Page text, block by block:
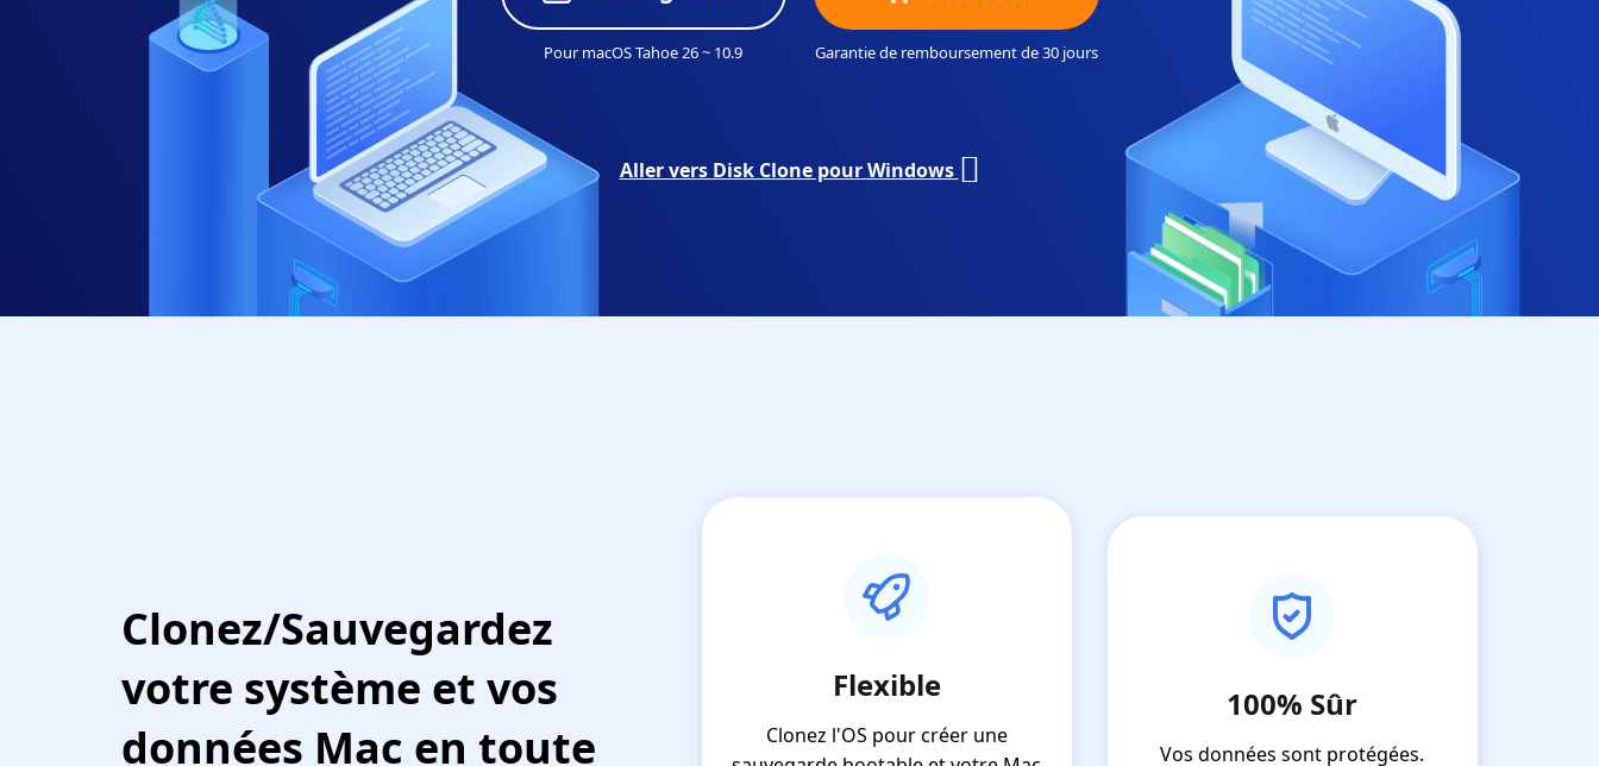
Pour macOS Tahoe 26 ~ 10.9 Garantie de remboursement de 30 jours
Aller vers Disk Clone pour Windows
Clonez/Sauvegardez
votre système et vos
données Mac en toute
Flexible
Clonez l'OS pour créer une
100% Sûr
Vos données sont protégées.